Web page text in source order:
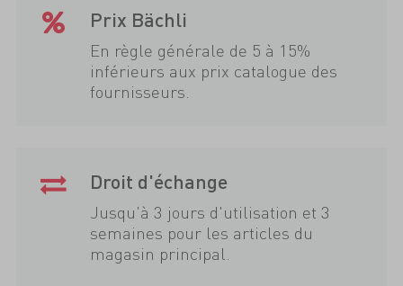
Prix Bächli
En règle générale de 5 à 15%
inférieurs aux prix catalogue des
fournisseurs.
Droit d'échange
Jusqu'à 3 jours d'utilisation et 3
semaines pour les articles du
magasin principal.